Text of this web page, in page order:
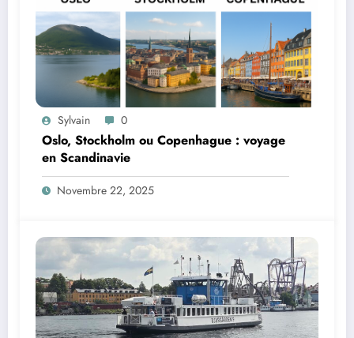
Sylvain 0
Oslo, Stockholm ou Copenhague : voyage
en Scandinavie
Novembre 22, 2025